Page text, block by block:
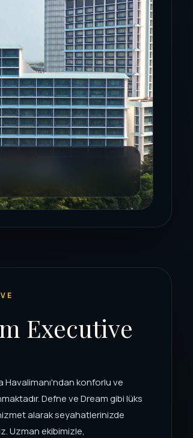
Executive
konforlu ve
Defne ve Dream gibi lüks
alarak seyahatlerinizde
Uzman ekibimizle,